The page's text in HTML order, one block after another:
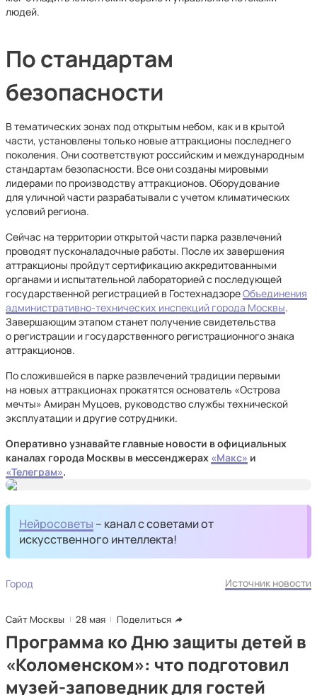
людей.
По стандартам
безопасности
В тематических зонах под открытым небом, как и в крытой
части, установлены только новые аттракционы последнего
поколения. Они соответствуют российским и международным
стандартам безопасности. Все они созданы мировыми
лидерами по производству аттракционов. Оборудование
для уличной части разрабатывали с учетом климатических
условий региона.
Сейчас на территории открытой части парка развлечений
проводят пусконаладочные работы. После их завершения
аттракционы пройдут сертификацию аккредитованными
органами и испытательной лабораторией с последующей
государственной регистрацией в ГостехнадзореОбъединения
административно-технических инспекций города Москвы.
Завершающим этапом станет получение свидетельства
о регистрации и государственного регистрационного знака
аттракционов.
По сложившейся в парке развлечений традиции первыми
на новых аттракционах прокатятся основатель «Острова
мечты» Амиран Муцоев, руководство службы технической
эксплуатации и другие сотрудники.
Оперативно узнавайте главные новости в официальных
каналах города Москвы в мессенджерах «Макс» и
«Телеграм».
Нейросоветы – канал с советами от
искусственного интеллекта!
Город Источник новости
Сайт Москвы 28 мая Поделиться
Программа ко Дню защиты детей в
«Коломенском»: что подготовил
музей-заповедник для гостей